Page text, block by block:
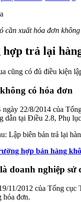
xuất hóa đơn
trả lại
cũng có đủ điều kiện
có hóa đơn
22/8/2014 của
dẫn tại Điều 2.8, Phụ
Lập biên bản trả lại
hợp bán hàng
doanh nghiệp sử
11/2012 của Tổng
hóa đơn.